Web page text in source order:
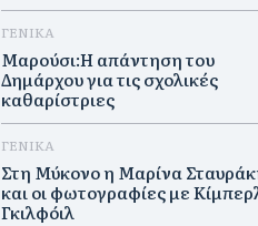
ΓΕΝΙΚΑ
Μαρούσι:Η απάντηση του
Δημάρχου για τις σχολικές
καθαρίστριες
ΓΕΝΙΚΑ
Στη Μύκονο η Μαρίνα
και οι φωτογραφίες με
Γκιλφόιλ